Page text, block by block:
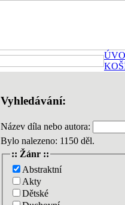
Vyhledávání:
Název díla nebo autora:
Bylo nalezeno: 1150 děl.
:: Žánr ::
Abstraktní
Akty
Dětské